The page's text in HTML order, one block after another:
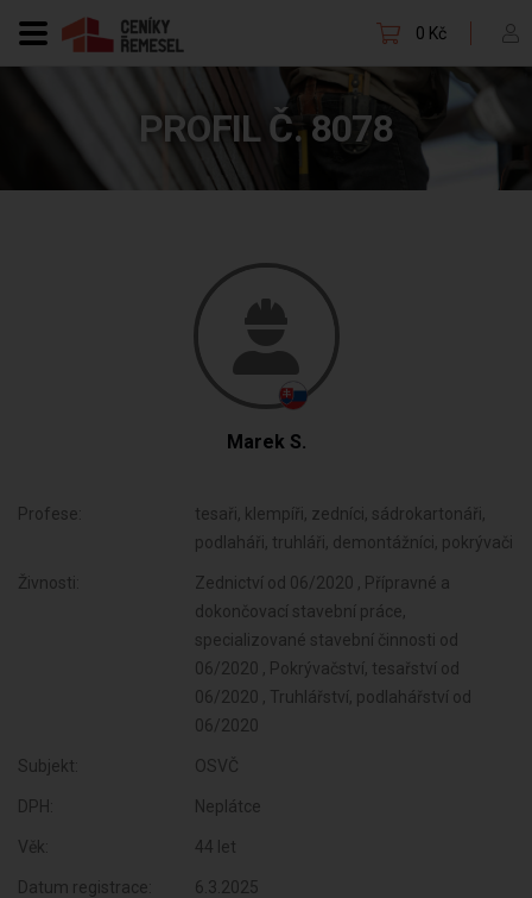
0 Kč
PROFIL Č. 8078
Marek S.
Profese:
tesaři, klempíři, zedníci, sádrokartonáři,
podlaháři, truhláři, demontážníci, pokrývači
Živnosti:
Zednictví od 06/2020 , Přípravné a
dokončovací stavební práce,
specializované stavební činnosti od
06/2020 , Pokrývačství, tesařství od
06/2020 , Truhlářství, podlahářství od
06/2020
Subjekt: OSVČ
DPH: Neplátce
Věk: 44 let
Datum registrace: 6.3.2025